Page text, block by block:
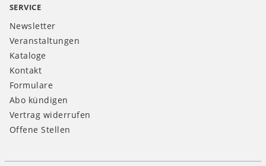
SERVICE
Newsletter
Veranstaltungen
Kataloge
Kontakt
Formulare
Abo kündigen
Vertrag widerrufen
Offene Stellen